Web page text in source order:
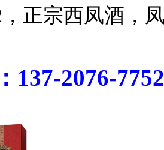
，正宗西凤酒
137-2076-7752